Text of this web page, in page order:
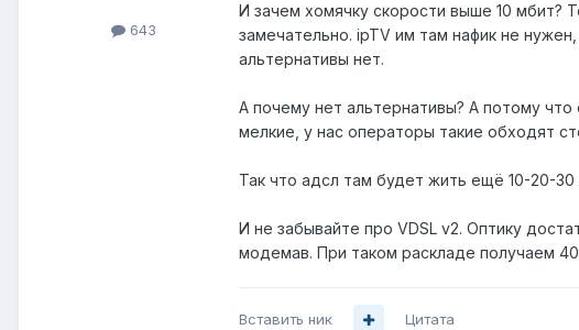
643
И зачем хомячку скорости выше 10 мбит?
замечательно. ipTV им там нафик не
альтернативы нет.
А почему нет альтернативы? А потому
мелкие, у нас операторы такие обходят
Так что адсл там будет жить ещё 10-20-30
И не забывайте про VDSL v2. Оптику
модемав. При таком раскладе получаем
Вставить ник Цитата